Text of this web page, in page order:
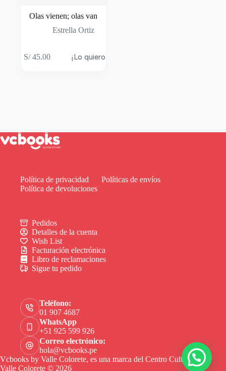
Olas vienen; olas van
Estrella Ortiz
S/45.00 ¡Lo quiero!
Política de privacidad
Políticas de envíos
Política de devoluciones
Pedidos
Detalles de la cuenta
Wish List
Facturación electrónica
Libro de reclamaciones
Sigue tu pedido
Teléfono:
01 907 4687
WhatsApp
+51 925 599 926
Correo electrónico:
hola@vcbooks.pe
Vcbooks by Valle Colorete, es una marca del Centro Cultural
Valle Colorete © 2026